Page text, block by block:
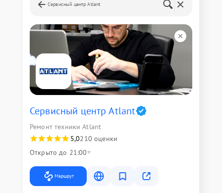
Сервисный центр Atlant
Сервисный центр Atlant
Ремонт техники Atlant
5,0210 оценки
Открыто до 21:00
Маршрут